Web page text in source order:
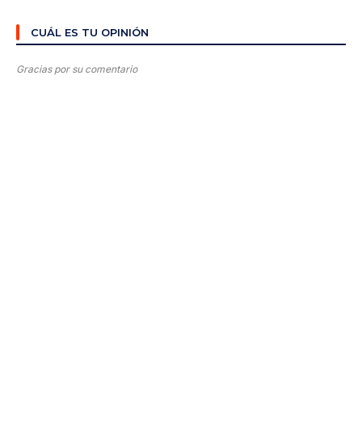
CUÁL ES TU OPINIÓN
Gracias por su comentario